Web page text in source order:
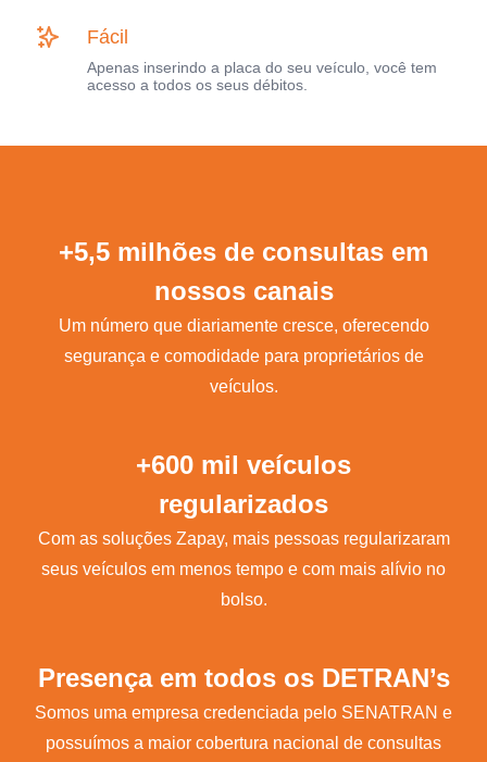
Fácil
Apenas inserindo a placa do seu veículo, você tem
acesso a todos os seus débitos.
+5,5 milhões de consultas em
nossos canais
Um número que diariamente cresce, oferecendo
segurança e comodidade para proprietários de
veículos.
+600 mil veículos
regularizados
Com as soluções Zapay, mais pessoas regularizaram
seus veículos em menos tempo e com mais alívio no
bolso.
Presença em todos os DETRAN’s
Somos uma empresa credenciada pelo SENATRAN e
possuímos a maior cobertura nacional de consultas